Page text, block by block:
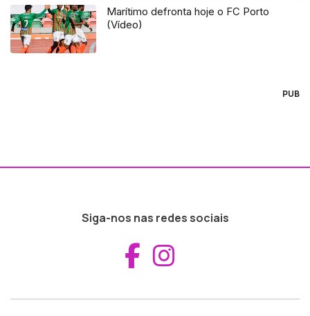
Marítimo defronta hoje o FC Porto
(Vídeo)
PUB
Siga-nos nas redes sociais
Aceder ao